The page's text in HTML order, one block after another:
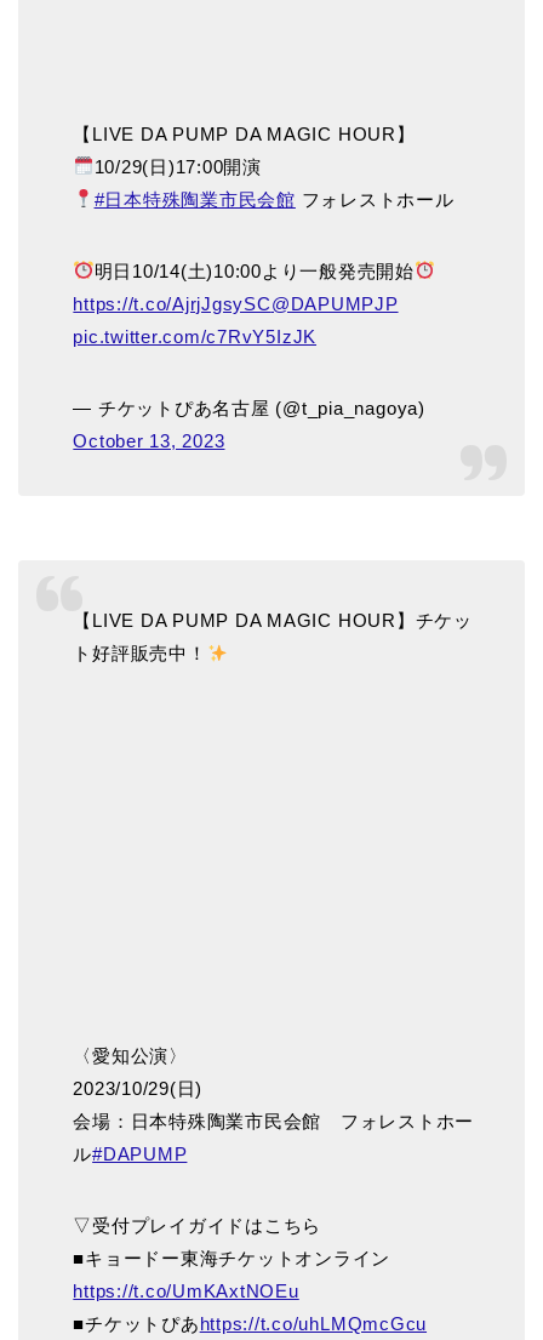
【LIVE DA PUMP DA MAGIC HOUR】
10/29(日)17:00開演
#日本特殊陶業市民会館 フォレストホール
明日10/14(土)10:00より一般発売開始
https://t.co/AjrjJgsySC@DAPUMPJP
pic.twitter.com/c7RvY5IzJK
— チケットぴあ名古屋 (@t_pia_nagoya)
October 13, 2023
【LIVE DA PUMP DA MAGIC HOUR】チケッ
ト好評販売中！
〈愛知公演〉
2023/10/29(日)
会場：日本特殊陶業市民会館 フォレストホー
ル#DAPUMP
▽受付プレイガイドはこちら
■キョードー東海チケットオンライン
https://t.co/UmKAxtNOEu
■チケットぴあhttps://t.co/uhLMQmcGcu